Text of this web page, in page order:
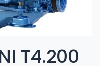
T4.200